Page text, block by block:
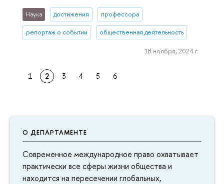
О ДЕПАРТАМЕНТЕ
Современное международное право охватывает
практически все сферы жизни общества и
находится на пересечении глобальных,
Наука достижения профессора
репортаж о событии общественная деятельность
18 ноября, 2024 г.
1 2 3 4 5 6